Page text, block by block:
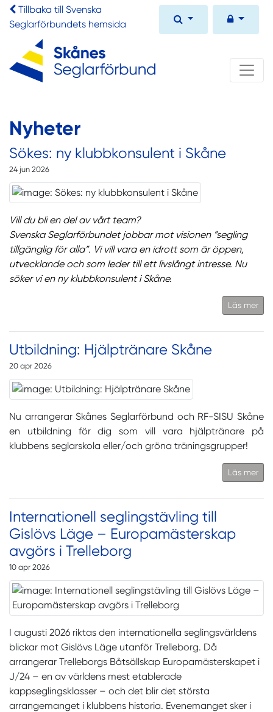
Tillbaka till Svenska
Seglarförbundets hemsida
Nyheter
Sökes: ny klubbkonsulent i Skåne
24 jun 2026
Vill du bli en del av vårt team?
Svenska Seglarförbundet jobbar mot visionen ”segling
tillgänglig för alla”. Vi vill vara en idrott som är öppen,
utvecklande och som leder till ett livslångt intresse. Nu
söker vi en ny klubbkonsulent i Skåne.
Läs mer
Utbildning: Hjälptränare Skåne
20 apr 2026
Nu arrangerar Skånes Seglarförbund och RF-SISU Skåne
en utbildning för dig som vill vara hjälptränare på
klubbens seglarskola eller/och gröna träningsgrupper!
Läs mer
Internationell seglingstävling till
Gislövs Läge – Europamästerskap
avgörs i Trelleborg
10 apr 2026
I augusti 2026 riktas den internationella seglingsvärldens
blickar mot Gislövs Läge utanför Trelleborg. Då
arrangerar Trelleborgs Båtsällskap Europamästerskapet i
J/24 – en av världens mest etablerade
kappseglingsklasser – och det blir det största
arrangemanget i klubbens historia. Evenemanget sker i